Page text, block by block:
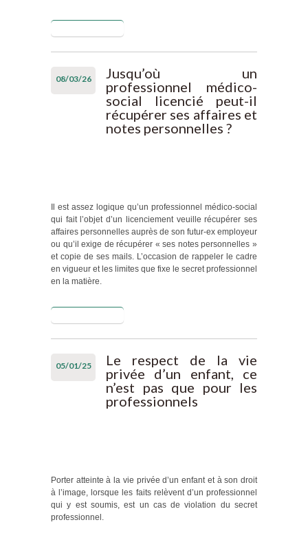
trop …
intégrale
08/03/26
Jusqu’où un
professionnel médico-
social licencié peut-il
récupérer ses affaires et
notes personnelles ?
Il est assez logique qu’un professionnel médico-social
qui fait l’objet d’un licenciement veuille récupérer ses
affaires personnelles auprès de son futur-ex employeur
ou qu’il exige de récupérer « ses notes personnelles »
et copie de ses mails. L’occasion de rappeler le cadre
en vigueur et les limites que fixe le secret professionnel
en la matière.
médico-
social
licencié peut-
il récupérer
ses affaires
05/01/25
Le respect de la vie
privée d’un enfant, ce
n’est pas que pour les
professionnels
Porter atteinte à la vie privée d’un enfant et à son droit
à l’image, lorsque les faits relèvent d’un professionnel
qui y est soumis, est un cas de violation du secret
professionnel.